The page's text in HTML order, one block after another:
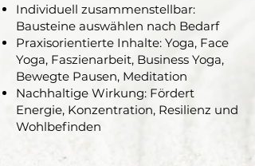
Individuell zusammenstellbar:
Bausteine auswählen nach Bedarf
Praxisorientierte Inhalte: Yoga, Face
Yoga, Faszienarbeit, Business Yoga,
Bewegte Pausen, Meditation
Nachhaltige Wirkung: Fördert
Energie, Konzentration, Resilienz und
Wohlbefinden